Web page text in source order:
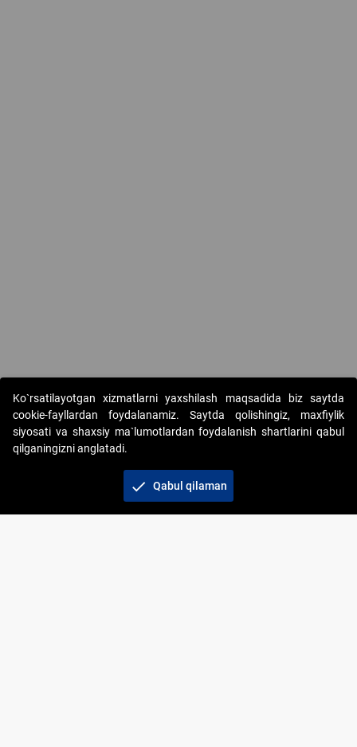
Copyright © 2017-2026. "Elektron onlayn-auksionlarni
tashkil etish" AJ. Barcha huquqlar himoyalangan
Ko`rsatilayotgan xizmatlarni yaxshilash maqsadida biz saytda
cookie-fayllardan foydalanamiz. Saytda qolishingiz, maxfiylik
siyosati va shaxsiy ma`lumotlardan foydalanish shartlarini qabul
qilganingizni anglatadi.
check Qabul qilaman